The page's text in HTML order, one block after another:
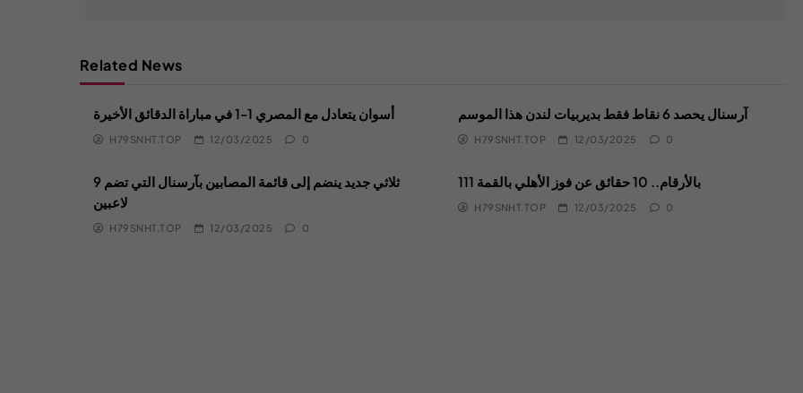
Related News
أسوان يتعادل مع المصري 1-1 في مباراة الدقائق الأخيرة
H79SNHT.TOP 12/03/2025 0
آرسنال يحصد 6 نقاط فقط بديربيات لندن هذا الموسم
H79SNHT.TOP 12/03/2025 0
ثلاثي جديد ينضم إلى قائمة المصابين بآرسنال التي تضم 9
لاعبين
H79SNHT.TOP 12/03/2025 0
بالأرقام.. 10 حقائق عن فوز الأهلي بالقمة 111
H79SNHT.TOP 12/03/2025 0